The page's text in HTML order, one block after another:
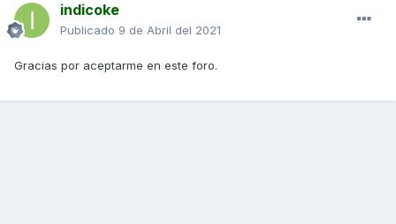
indicoke
Publicado 9 de Abril del 2021
Gracias por aceptarme en este foro.